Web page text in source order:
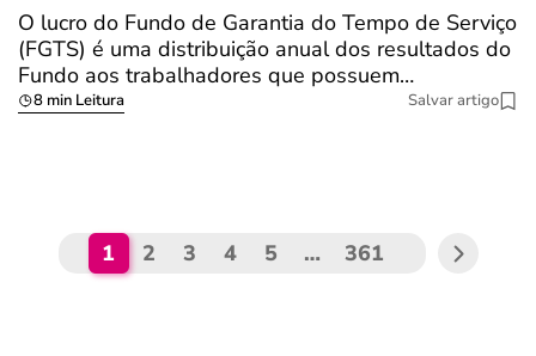
O lucro do Fundo de Garantia do Tempo de Serviço
(FGTS) é uma distribuição anual dos resultados do
Fundo aos trabalhadores que possuem…
8 min Leitura Salvar artigo
1 2 3 4 5 … 361